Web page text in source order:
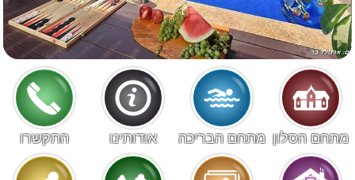
התקשרו אודותינו מתחם הבריכה מתחם הסלון